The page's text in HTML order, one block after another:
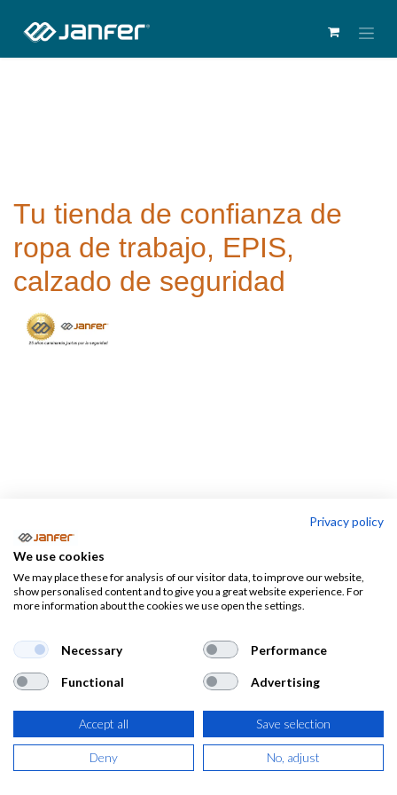
Tu tienda de confianza de
ropa de trabajo, EPIS,
calzado de seguridad
Zapatos
Botas
de
Accesorios Zapatillas
Zapatos para trabajar,
zapatos cómodos para
trabajar
Privacy policy
We use cookies
We may place these for analysis of our visitor data, to improve our website,
show personalised content and to give you a great website experience. For
more information about the cookies we use open the settings.
Necessary Performance
Functional Advertising
Accept all Save selection
Deny No, adjust